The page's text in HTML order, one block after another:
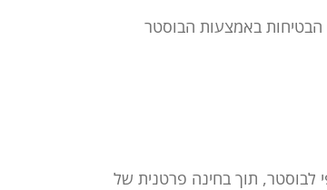
באמצעות הבוסטר
לבוסטר, תוך בחינה פרטנית של